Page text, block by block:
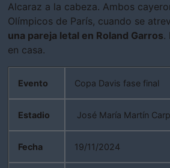
Alcaraz a la cabeza. Ambos
Olímpicos de París, cuando se
una pareja letal en Roland Garros.
en casa.
Evento
Estadio
Fecha
Copa Davis fase final
José María Martín
19/11/2024